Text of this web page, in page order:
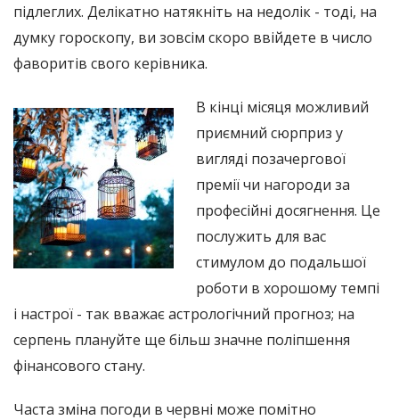
підлеглих. Делікатно натякніть на недолік - тоді, на
думку гороскопу, ви зовсім скоро ввійдете в число
фаворитів свого керівника.
В кінці місяця можливий
приємний сюрприз у
вигляді позачергової
премії чи нагороди за
професійні досягнення. Це
послужить для вас
стимулом до подальшої
роботи в хорошому темпі
і настрої - так вважає астрологічний прогноз; на
серпень плануйте ще більш значне поліпшення
фінансового стану.
Часта зміна погоди в червні може помітно